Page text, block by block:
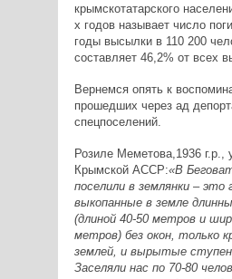
крымскотатарского
х годов называет число
годы высылки в 110 200
составляет 46,2% от всех
Вернемся опять к
прошедших через ад
спецпоселений.
Розиле Меметова,1936 г.р.,
Крымской АССР:«В
поселили в землянки – это
выкопанные в земле
(длиной 40-50 метров и
метров) без окон, только
землей, и вырытые
Заселяли нас по 70-80